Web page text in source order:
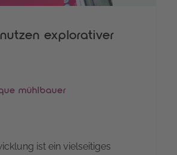
explorativer
mühlbauer
ist ein vielseitiges